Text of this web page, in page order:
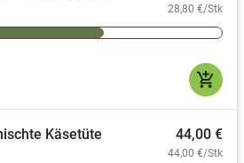
28,80 €/Stk
add_shopping_cart
Käsetüte 44,00 €
44,00 €/Stk